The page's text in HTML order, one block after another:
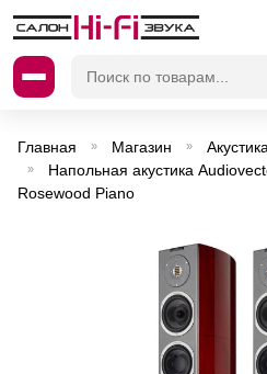
Главная » Магазин » Акустика
»
Напольная акустика
Rosewood Piano